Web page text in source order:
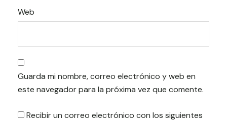
Web
Guarda mi nombre, correo electrónico y web en
este navegador para la próxima vez que comente.
Recibir un correo electrónico con los siguientes